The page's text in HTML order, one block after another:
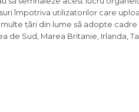
împotriva utilizatorilor care
multe țãri din lume sã adopte
de Sud, Marea Britanie, Irlanda,